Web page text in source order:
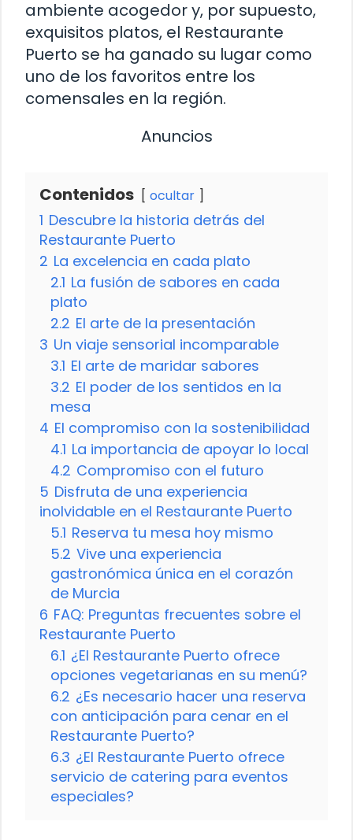
ambiente acogedor y, por supuesto,
exquisitos platos, el Restaurante
Puerto se ha ganado su lugar como
uno de los favoritos entre los
comensales en la región.
Anuncios
Contenidos ocultar
1 Descubre la historia detrás del
Restaurante Puerto
2 La excelencia en cada plato
2.1 La fusión de sabores en cada
plato
2.2 El arte de la presentación
3 Un viaje sensorial incomparable
3.1 El arte de maridar sabores
3.2 El poder de los sentidos en la
mesa
4 El compromiso con la sostenibilidad
4.1 La importancia de apoyar lo local
4.2 Compromiso con el futuro
5 Disfruta de una experiencia
inolvidable en el Restaurante Puerto
5.1 Reserva tu mesa hoy mismo
5.2 Vive una experiencia
gastronómica única en el corazón
de Murcia
6 FAQ: Preguntas frecuentes sobre el
Restaurante Puerto
6.1 ¿El Restaurante Puerto ofrece
opciones vegetarianas en su menú?
6.2 ¿Es necesario hacer una reserva
con anticipación para cenar en el
Restaurante Puerto?
6.3 ¿El Restaurante Puerto ofrece
servicio de catering para eventos
especiales?